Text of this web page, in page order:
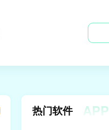
热门软件 APP